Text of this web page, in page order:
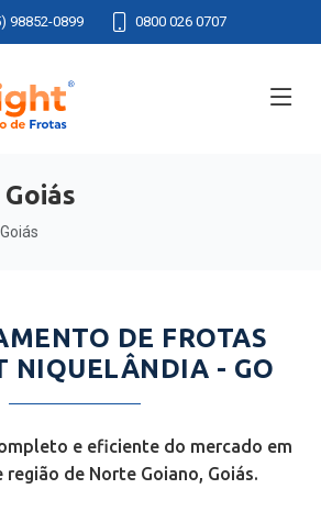
98852-0899 0800 026 0707
DE FROTAS
NIQUELÂNDIA - GO
e eficiente do mercado em
região de Norte Goiano, Goiás.